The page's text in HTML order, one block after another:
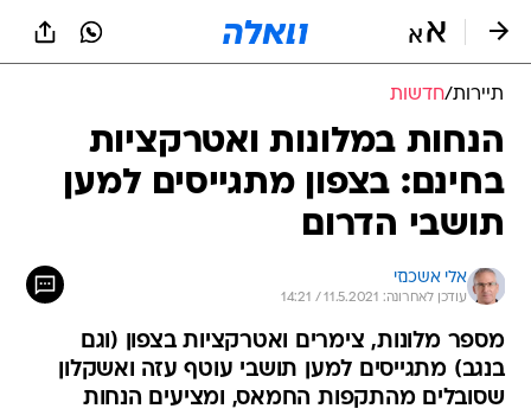
תיירות/חדשות
הנחות במלונות ואטרקציות
בחינם: בצפון מתגייסים למען
תושבי הדרום
אלי אשכנזי
עודכן לאחרונה: 11.5.2021 / 14:21
מספר מלונות, צימרים ואטרקציות בצפון (וגם
בנגב) מתגייסים למען תושבי עוטף עזה ואשקלון
שסובלים מהתקפות החמאס, ומציעים הנחות